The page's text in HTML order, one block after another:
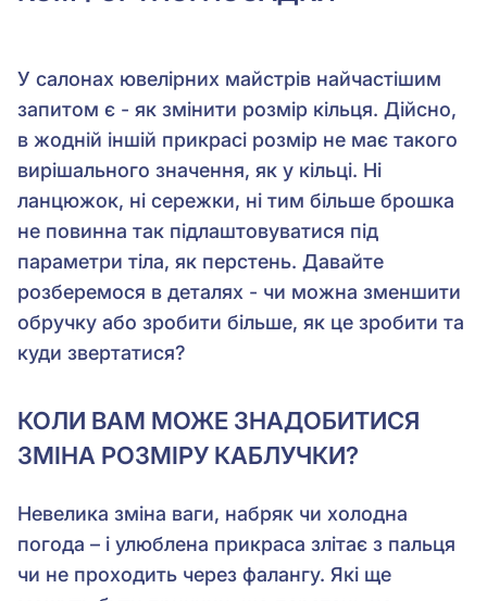
У салонах ювелірних майстрів найчастішим
запитом є - як змінити розмір кільця. Дійсно,
в жодній іншій прикрасі розмір не має такого
вирішального значення, як у кільці. Ні
ланцюжок, ні сережки, ні тим більше брошка
не повинна так підлаштовуватися під
параметри тіла, як перстень. Давайте
розберемося в деталях - чи можна зменшити
обручку або зробити більше, як це зробити та
куди звертатися?
КОЛИ ВАМ МОЖЕ ЗНАДОБИТИСЯ
ЗМІНА РОЗМІРУ КАБЛУЧКИ?
Невелика зміна ваги, набряк чи холодна
погода – і улюблена прикраса злітає з пальця
чи не проходить через фалангу. Які ще